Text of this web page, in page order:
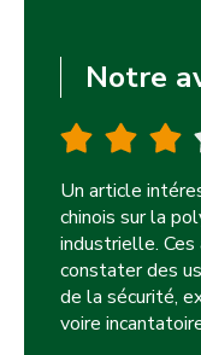
Notre
Un article
chinois sur la
industrielle.
constater des
de la sécurité,
voire